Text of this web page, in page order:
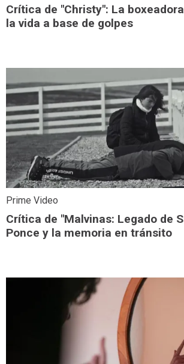
Crítica de "Christy": La
la vida a base de golpes
Prime Video
Crítica de "Malvinas: Legado de
Ponce y la memoria en tránsito